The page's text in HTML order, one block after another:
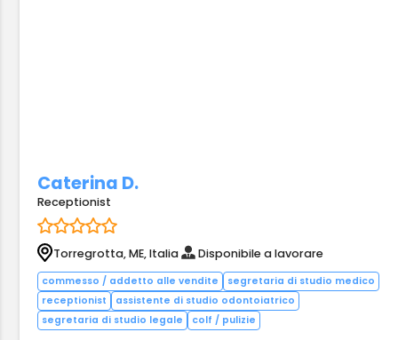
Caterina D.
Receptionist
Torregrotta, ME, Italia Disponibile a lavorare
commesso / addetto alle vendite
segretaria di studio medico
receptionist
assistente di studio odontoiatrico
segretaria di studio legale
colf / pulizie